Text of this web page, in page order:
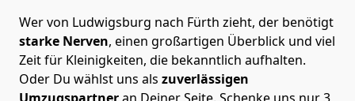
Wer von Ludwigsburg nach Fürth zieht, der benötigt
starke Nerven, einen großartigen Überblick und viel
Zeit für Kleinigkeiten, die bekanntlich aufhalten.
Oder Du wählst uns als zuverlässigen